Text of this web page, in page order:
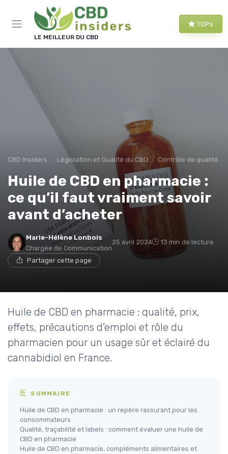
LE MEILLEUR DU CBD
TOPs
CBD Insiders Législation et Qualité du CBD Contrôle de qualité
Huile de CBD en pharmacie :
ce qu’il faut vraiment savoir
avant d’acheter
Marie-Hélène Lonbois
Chargée de Communication
25 avril 2024 13 min de lecture
Partager cette page
Huile de CBD en pharmacie : qualité, prix,
effets, précautions d’emploi et rôle du
pharmacien pour un usage sûr et éclairé du
cannabidiol en France.
SOMMAIRE
Huile de CBD en pharmacie : un repère rassurant pour les
consommateurs
Qualité, traçabilité et labels : comment évaluer une huile de
CBD en pharmacie
Huile de CBD en pharmacie, compléments alimentaires et
Panneau de gestion des cookies